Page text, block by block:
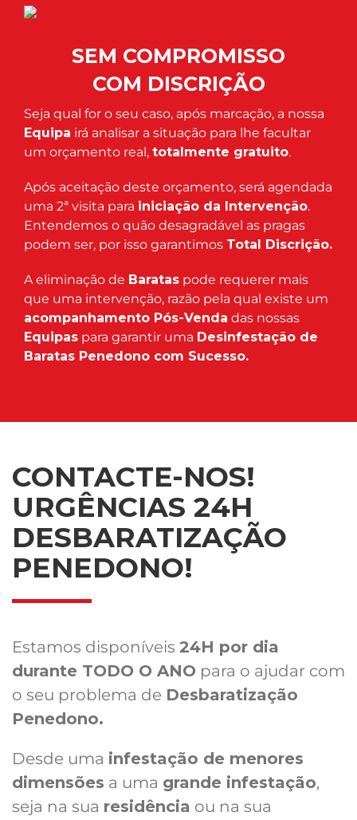
SEM COMPROMISSO
COM DISCRIÇÃO
Seja qual for o seu caso, após marcação, a nossa
Equipa irá analisar a situação para lhe facultar
um orçamento real, totalmente gratuito.
Após aceitação deste orçamento, será agendada
uma 2ª visita para iniciação da Intervenção.
Entendemos o quão desagradável as pragas
podem ser, por isso garantimos Total Discrição.
A eliminação de Baratas pode requerer mais
que uma intervenção, razão pela qual existe um
acompanhamento Pós-Venda das nossas
Equipas para garantir uma Desinfestação de
Baratas Penedono com Sucesso.
CONTACTE-NOS!
URGÊNCIAS 24H
DESBARATIZAÇÃO
PENEDONO!
Estamos disponíveis 24H por dia
durante TODO O ANO para o ajudar com
o seu problema de Desbaratização
Penedono.
Desde uma infestação de menores
dimensões a uma grande infestação,
seja na sua residência ou na sua